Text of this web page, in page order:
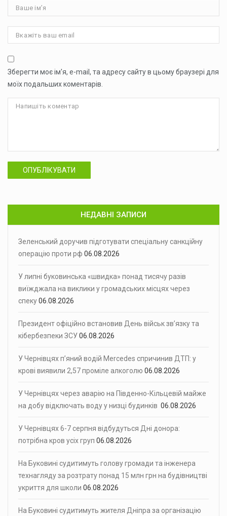
Зберегти моє ім'я, e-mail, та адресу сайту в цьому браузері для
моїх подальших коментарів.
ОПУБЛІКУВАТИ
НЕДАВНІ ЗАПИСИ
Зеленський доручив підготувати спеціальну санкційну
операцію проти рф 06.08.2026
У липні буковинська «швидка» понад тисячу разів
виїжджала на виклики у громадських місцях через
спеку06.08.2026
Президент офіційно встановив День військ зв’язку та
кібербезпеки ЗСУ06.08.2026
У Чернівцях п’яний водій Mercedes спричинив ДТП: у
крові виявили 2,57 проміле алкоголю 06.08.2026
У Чернівцях через аварію на Південно-Кільцевій майже
на добу відключать воду у низці будинків 06.08.2026
У Чернівцях 6-7 серпня відбудуться Дні донора:
потрібна кров усіх груп 06.08.2026
На Буковині судитимуть голову громади та інженера
технагляду за розтрату понад 15 млн грн на будівництві
укриття для школи 06.08.2026
На Буковині судитимуть жителя Дніпра за організацію